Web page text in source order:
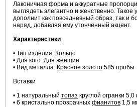
Лаконичная форма и аккуратные
выглядеть элегантно и женственно.
дополнит как повседневный образ, так и
наряд, добавляя ему утончённый акцент.
Характеристики
• Тип изделия: Кольцо
• Для кого: Для женщин
• Вид металла: Красное золото 585 пробы
Вставки
• 1 натуральный топаз круглой огранки
• 6 кристально прозрачных фианитов 1,5